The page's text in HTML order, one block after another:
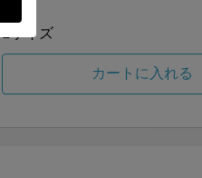
Lサイズ
カートに入れる